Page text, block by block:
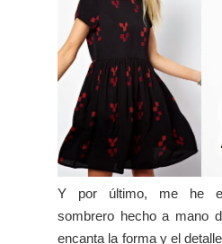
Y por último, me he
sombrero hecho a mano
encanta la forma y el